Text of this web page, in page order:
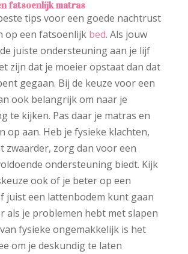
fatsoenlijk matras
tips voor een goede nachtrust
op een fatsoenlijk bed. Als jouw
juiste ondersteuning aan je lijf
zijn dat je moeier opstaat dan dat
gegaan. Bij de keuze voor een
ook belangrijk om naar je
te kijken. Pas daar je matras en
op aan. Heb je fysieke klachten,
zwaarder, zorg dan voor een
ondersteuning biedt. Kijk
ook of je beter op een
juist een lattenbodem kunt gaan
als je problemen hebt met slapen
fysieke ongemakkelijk is het
om je deskundig te laten